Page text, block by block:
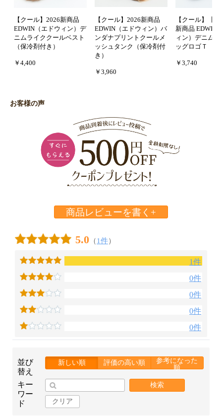
【クール】2026新商品
EDWIN（エドウィン）デ
ニムライククールベスト
（保冷剤付き）
￥4,400
【クール】2026新商品
EDWIN（エドウィン）バ
ンダナプリントクールメ
ッシュタンク（保冷剤付
き）
￥3,960
【クール】【
新商品 EDWIN
ィン）デニム
ッグロゴＴ
￥3,740
お客様の声
商品レビューを書く+
5.0 （1件）
1件
0件
0件
0件
0件
並び
替え
新しい順 評価の高い順
参考になった
順
キー
ワー
ド
検索
クリア